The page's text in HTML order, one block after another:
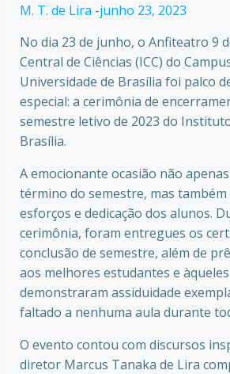
M. T. de Lira -junho 23, 2023
No dia 23 de junho, o Anfiteatro 9
Central de Ciências (ICC) do
Universidade de Brasília foi palco
especial: a cerimônia de
semestre letivo de 2023 do
Brasília.
A emocionante ocasião não
término do semestre, mas
esforços e dedicação dos alunos.
cerimônia, foram entregues os
conclusão de semestre, além de
aos melhores estudantes e
demonstraram assiduidade
faltado a nenhuma aula durante
O evento contou com discursos
diretor Marcus Tanaka de Lira